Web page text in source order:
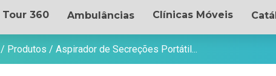
Tour 360 Ambulâncias Clínicas Móveis
/ Produtos / Aspirador de Secreções Portátil...